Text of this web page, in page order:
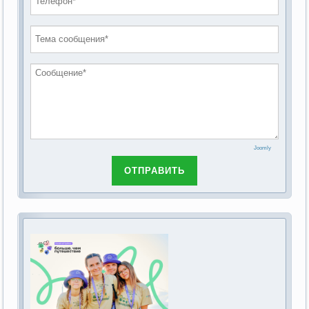
обсуждению Федерального закона Российской
основах социального обслуживания граждан в
2019 год
2018 год
Joomly
ОТПРАВИТЬ